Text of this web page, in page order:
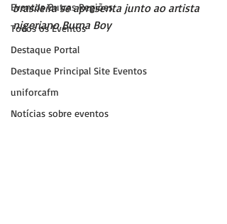
Eventos Outras Regiões
Todos os Eventos
Destaque Portal
Destaque Principal Site Eventos
uniforcafm
Notícias sobre eventos
brasileira se apresenta junto ao artista
nigeriano Burna Boy